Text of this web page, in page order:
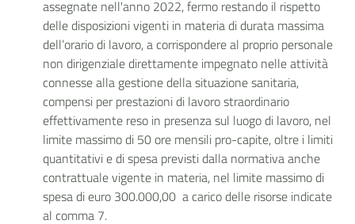
assegnate nell'anno 2022, fermo restando il rispetto
delle disposizioni vigenti in materia di durata massima
dell’orario di lavoro, a corrispondere al proprio personale
non dirigenziale direttamente impegnato nelle attività
connesse alla gestione della situazione sanitaria,
compensi per prestazioni di lavoro straordinario
effettivamente reso in presenza sul luogo di lavoro, nel
limite massimo di 50 ore mensili pro-capite, oltre i limiti
quantitativi e di spesa previsti dalla normativa anche
contrattuale vigente in materia, nel limite massimo di
spesa di euro 300.000,00 a carico delle risorse indicate
al comma 7.